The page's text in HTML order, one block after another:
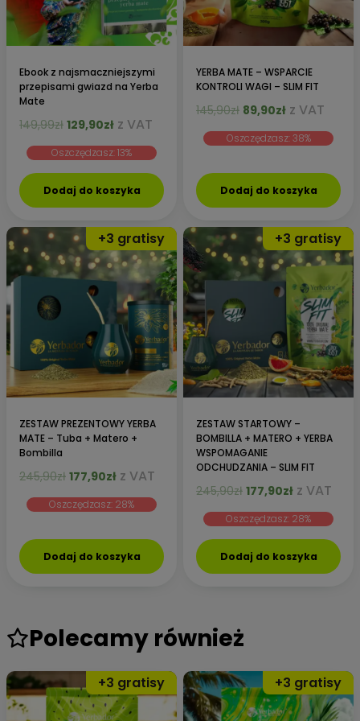
Ebook z najsmaczniejszymi
przepisami gwiazd na Yerba
Mate
149,99zł Pierwotna
wynosiła:
149,99zł.
129,90złAktualna
wynosi:
129,90zł.
z VAT
Oszczędzasz: 13%
Dodaj do koszyka
YERBA MATE – WSPARCIE
KONTROLI WAGI – SLIM FIT
145,90zł Pierwotna
wynosiła:
89,90złAktualna
wynosi:
z VAT
Oszczędzasz: 38%
Dodaj do koszyka
ZESTAW PREZENTOWY YERBA
MATE – Tuba + Matero +
Bombilla
245,90zł Pierwotna
wynosiła:
177,90złAktualna
wynosi:
z VAT
Oszczędzasz: 28%
Dodaj do koszyka
ZESTAW STARTOWY –
BOMBILLA + MATERO + YERBA
WSPOMAGANIE
ODCHUDZANIA – SLIM FIT
245,90zł Pierwotna
wynosiła:
245,90zł.
177,90złAktualna
wynosi:
177,90zł.
z VAT
Oszczędzasz: 28%
Dodaj do koszyka
Polecamy również